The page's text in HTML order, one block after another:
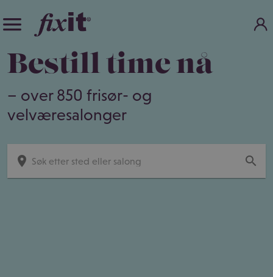
Bestill time nå
– over 850 frisør- og
velværesalonger
place search